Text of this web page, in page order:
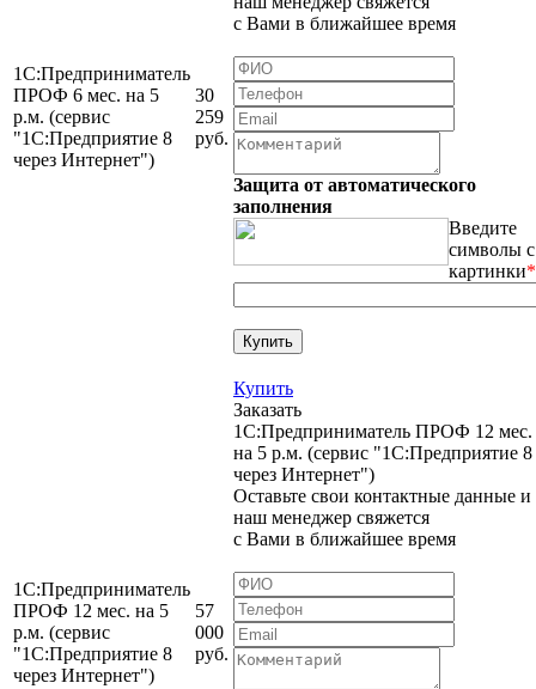
1С:Предприниматель
ПРОФ 6 мес. на 5
р.м. (сервис
"1С:Предприятие 8
через Интернет")
30
259
руб.
с Вами в ближайшее время
Защита от автоматического
заполнения
Введите
символы с
картинки*
1С:Предприниматель
ПРОФ 12 мес. на 5
р.м. (сервис
"1С:Предприятие 8
через Интернет")
57
000
руб.
Купить
Заказать
1С:Предприниматель ПРОФ 12 мес.
на 5 р.м. (сервис "1С:Предприятие 8
через Интернет")
Оставьте свои контактные данные и
наш менеджер свяжется
с Вами в ближайшее время